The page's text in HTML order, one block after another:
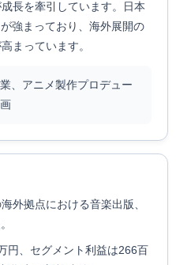
長を牽引しています。日本
強まっており、海外展開の
まっています。
、アニメ製作プロデュー
外拠点における音楽出版、
円、セグメント利益は266百